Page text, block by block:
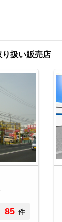
り扱い販売店
85 件